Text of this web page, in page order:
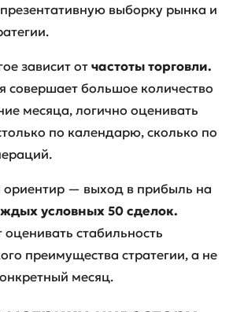
выборку рынка и
зависит от частоты торговли.
совершает большое количество
месяца, логично оценивать
по календарю, сколько по
ориентир — выход в прибыль на
условных 50 сделок.
оценивать стабильность
преимущества стратегии, а не
месяц.